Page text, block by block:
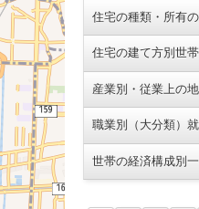
住宅の種類・所有
住宅の建て方別世
産業別・従業上の
職業別（大分類）
世帯の経済構成別